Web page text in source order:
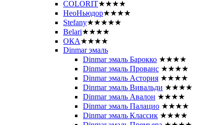
COLORIT★★★★
НеоНьюдор★★★★
Stefany★★★★★
Belari★★★★
ОКА★★★★
Dinmar эмаль
Dinmar эмаль Барокко ★★★★
Dinmar эмаль Прованс ★★★★
Dinmar эмаль Астория ★★★★
Dinmar эмаль Вивальди ★★★★
Dinmar эмаль Авалон ★★★★
Dinmar эмаль Палацио ★★★★
Dinmar эмаль Классик ★★★★